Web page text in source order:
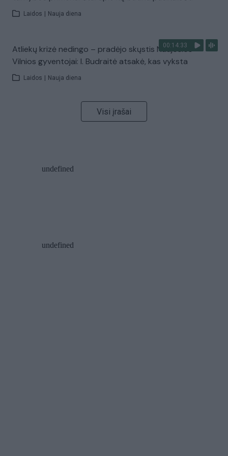
Laidos Nauja diena
00:14:33
Atliekų krizė nedingo – pradėjo skųstis Naujosios
Vilnios gyventojai: I. Budraitė atsakė, kas vyksta
Laidos Nauja diena
Visi įrašai